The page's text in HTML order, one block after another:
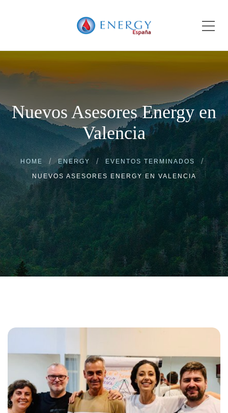
Nuevos Asesores Energy en
Valencia
HOME ENERGY EVENTOS TERMINADOS
NUEVOS ASESORES ENERGY EN VALENCIA